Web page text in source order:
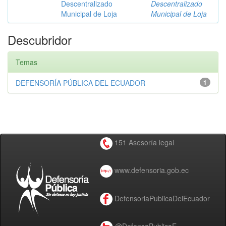
Descentralizado
Municipal de Loja
Descentralizado
Municipal de Loja
Descubridor
Temas
1
DEFENSORÍA PÚBLICA DEL ECUADOR
151 Asesoría legal
www.defensoria.gob.ec
DefensoriaPublicaDelEcuador